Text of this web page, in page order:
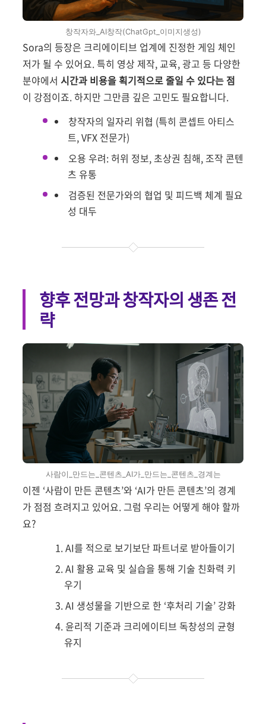
창작자와_AI창작(ChatGpt_이미지생성)
Sora의 등장은 크리에이티브 업계에 진정한 게임 체인
저가 될 수 있어요. 특히 영상 제작, 교육, 광고 등 다양한
분야에서 시간과 비용을 획기적으로 줄일 수 있다는 점
이 강점이죠. 하지만 그만큼 깊은 고민도 필요합니다.
창작자의 일자리 위협 (특히 콘셉트 아티스
트, VFX 전문가)
오용 우려: 허위 정보, 초상권 침해, 조작 콘텐
츠 유통
검증된 전문가와의 협업 및 피드백 체계 필요
성 대두
향후 전망과 창작자의 생존 전
략
사람이_만드는_콘텐츠_AI가_만드는_콘텐츠_경계는
이젠 ‘사람이 만든 콘텐츠’와 ‘AI가 만든 콘텐츠’의 경계
가 점점 흐려지고 있어요. 그럼 우리는 어떻게 해야 할까
요?
AI를 적으로 보기보단 파트너로 받아들이기
AI 활용 교육 및 실습을 통해 기술 친화력 키
우기
AI 생성물을 기반으로 한 ‘후처리 기술’ 강화
윤리적 기준과 크리에이티브 독창성의 균형
유지